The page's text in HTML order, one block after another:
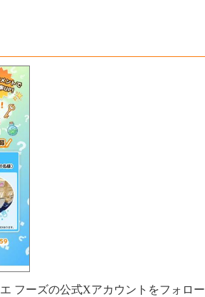
フーズの公式Xアカウントをフォロー